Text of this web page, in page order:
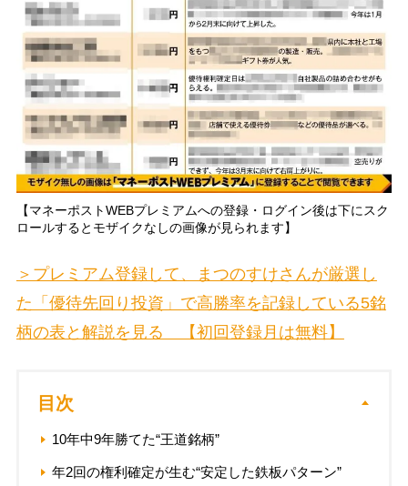
【マネーポストWEBプレミアムへの登録・ログイン後は下にスク
ロールするとモザイクなしの画像が見られます】
＞プレミアム登録して、まつのすけさんが厳選し
た「優待先回り投資」で高勝率を記録している5銘
柄の表と解説を見る 【初回登録月は無料】
目次
10年中9年勝てた“王道銘柄”
年2回の権利確定が生む“安定した鉄板パターン”